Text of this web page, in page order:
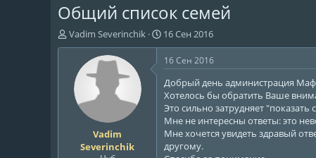
Общий список семей
А
в
Vadim Severinchik
Д
а
т
а
н
а
ч
а
л
а
16 Сен 2016
Vadim
Severinchik
16 Сен 2016
Добрый день администрация
Хотелось бы обратить Ваше
Это сильно затрудняет
Мне не интересны ответы: это
Мне хочется увидеть здравый
другому.